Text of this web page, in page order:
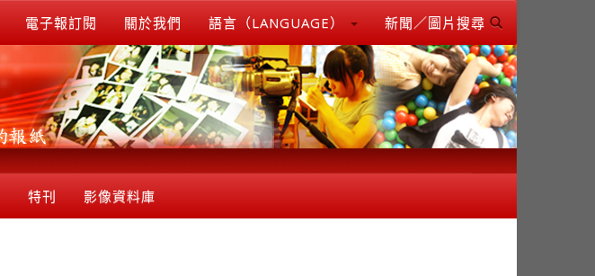
電子報訂閱 關於我們 語言（LANGUAGE） 新聞／圖片搜尋
特刊 影像資料庫